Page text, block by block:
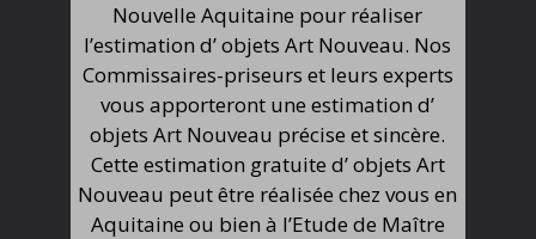
Nouvelle Aquitaine pour réaliser
l’estimation d’ objets Art Nouveau. Nos
Commissaires-priseurs et leurs experts
vous apporteront une estimation d’
objets Art Nouveau précise et sincère.
Cette estimation gratuite d’ objets Art
Nouveau peut être réalisée chez vous en
Aquitaine ou bien à l’Etude de Maître